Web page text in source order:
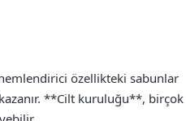
özellikteki sabunlar
kazanır. **Cilt kuruluğu**, birçok